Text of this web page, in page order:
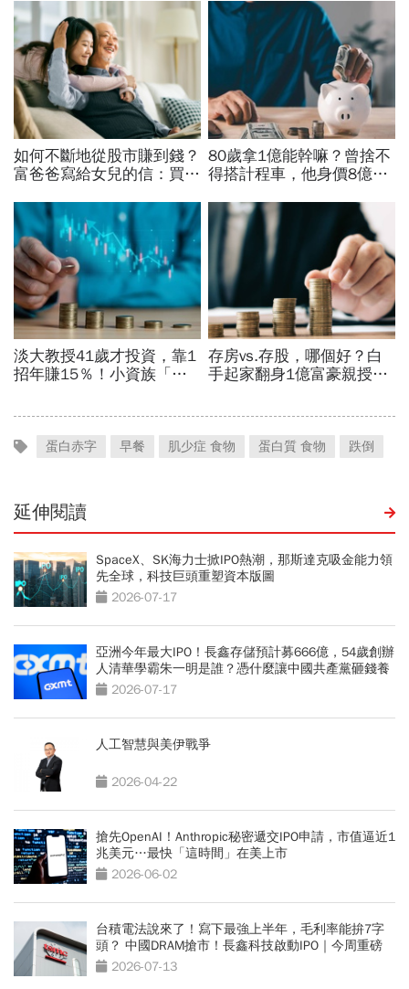
蛋白赤字 早餐 肌少症 食物 蛋白質 食物 跌倒
延伸閱讀
SpaceX、SK海力士掀IPO熱潮，那斯達克吸金能力領
先全球，科技巨頭重塑資本版圖
2026-07-17
亞洲今年最大IPO！長鑫存儲預計募666億，54歲創辦
人清華學霸朱一明是誰？憑什麼讓中國共產黨砸錢養
大？2026-07-17
人工智慧與美伊戰爭
2026-04-22
搶先OpenAI！Anthropic秘密遞交IPO申請，市值逼近1
兆美元…最快「這時間」在美上市
2026-06-02
台積電法說來了！寫下最強上半年，毛利率能拚7字
頭？ 中國DRAM搶市！長鑫科技啟動IPO｜今周重磅
2026-07-13